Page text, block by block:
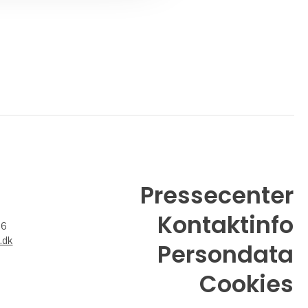
Pressecenter
Kontaktinfo
Persondata
Cookies